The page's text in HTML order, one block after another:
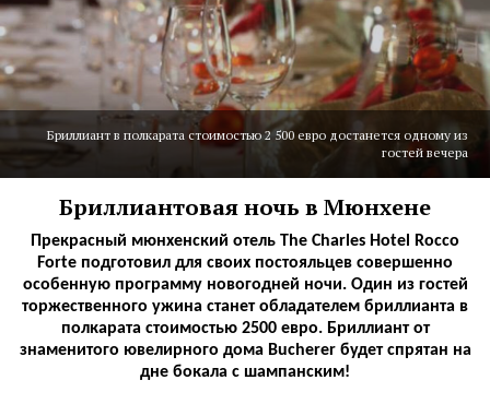
Бриллиант в полкарата стоимостью 2 500 евро достанется одному из
гостей вечера
Бриллиантовая ночь в Мюнхене
Прекрасный мюнхенский отель The Charles Hotel Rocco
Forte подготовил для своих постояльцев совершенно
особенную программу новогодней ночи. Один из гостей
торжественного ужина станет обладателем бриллианта в
полкарата стоимостью 2500 евро. Бриллиант от
знаменитого ювелирного дома Bucherer будет спрятан на
дне бокала с шампанским!